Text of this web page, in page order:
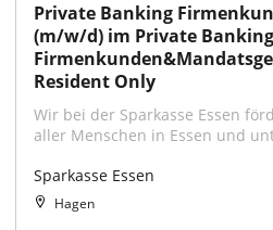
Private Banking
(m/w/d) im Private Banking
Resident Only
Wir bei der Sparkasse Essen
aller Menschen in Essen und
Sparkasse Essen
Hagen